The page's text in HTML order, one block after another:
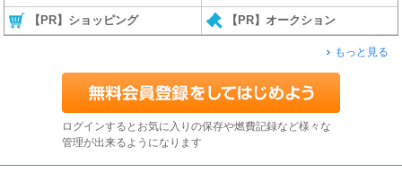
【PR】ショッピング 【PR】オークション
もっと見る
ログインするとお気に入りの保存や燃費記録など様々な
管理が出来るようになります